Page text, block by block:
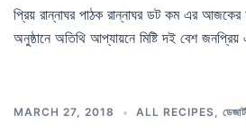
প্রিয় রান্নাঘর পাঠক রান্নাঘর ডট কম এর
অনুষ্ঠানে অতিথি আপ্যায়নে মিষ্টি দই বেশ
MARCH 27, 2018 ALL RECIPES, ডেজার্ট